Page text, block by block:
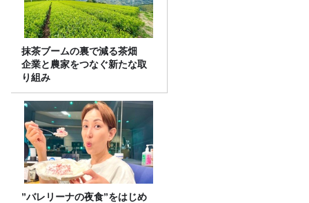
抹茶ブームの裏で減る茶畑
企業と農家をつなぐ新たな取
り組み
”バレリーナの夜食”をはじめ